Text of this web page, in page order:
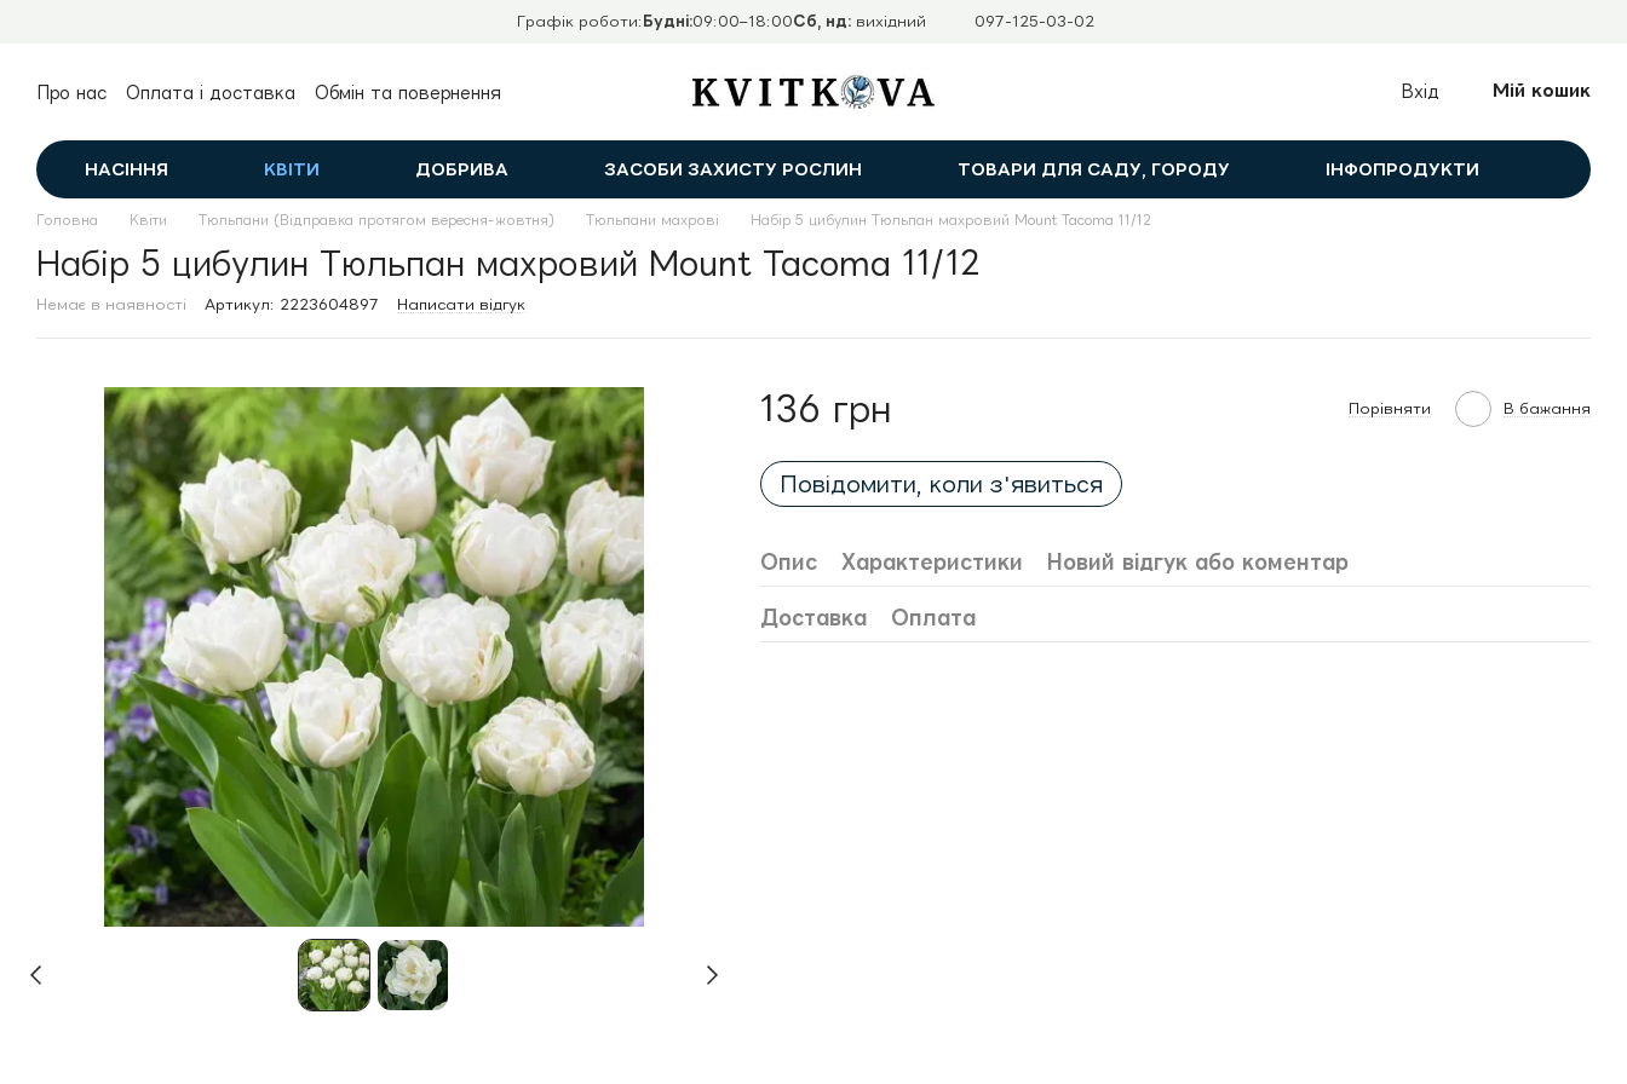
Графік роботи: Будні:09:00–18:00Сб, нд:вихідний 097-125-03-02
Про нас Оплата і доставка
Обмін та повернення
Вхід Мій кошик
НАСІННЯ КВІТИ ДОБРИВА ЗАСОБИ ЗАХИСТУ РОСЛИН ТОВАРИ ДЛЯ САДУ, ГОРОДУ ІНФОПРОДУКТИ
Головна Квіти Тюльпани (Відправка протягом вересня-жовтня) Тюльпани махрові Набір 5 цибулин Тюльпан махровий Mount Tacoma 11/12
Набір 5 цибулин Тюльпан махровий Mount Tacoma 11/12
Немає в наявності Артикул: 2223604897 Написати відгук
136 грн Порівняти В бажання
Повідомити, коли з'явиться
Опис Характеристики Новий відгук або коментар
Доставка Оплата